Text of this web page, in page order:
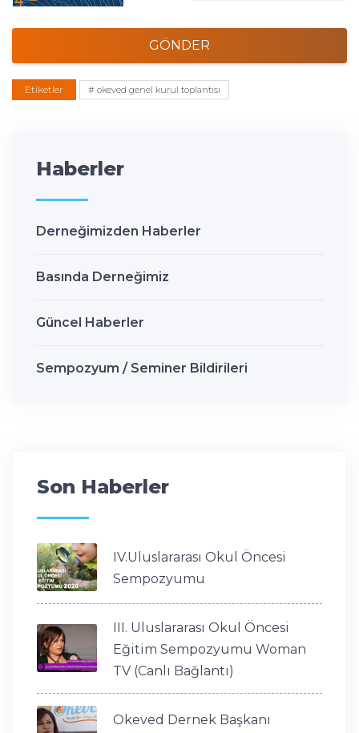
GÖNDER
Etiketler # okeved genel kurul toplantısı
Haberler
Derneğimizden Haberler
Basında Derneğimiz
Güncel Haberler
Sempozyum / Seminer Bildirileri
Son Haberler
IV.Uluslararası Okul Öncesi
Sempozyumu
III. Uluslararası Okul Öncesi
Eğitim Sempozyumu Woman
TV (Canlı Bağlantı)
Okeved Dernek Başkanı